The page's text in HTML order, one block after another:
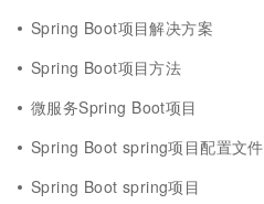
Spring Boot项目解决方案
Spring Boot项目方法
微服务Spring Boot项目
Spring Boot spring项目配置文件
Spring Boot spring项目